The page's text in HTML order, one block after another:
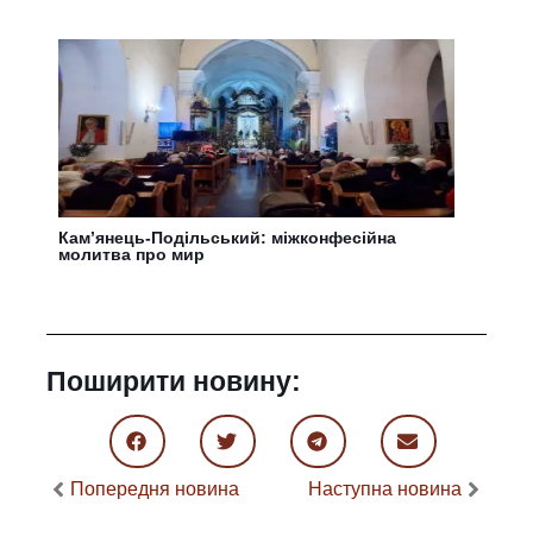
Кам’янець-Подільський: міжконфесійна
молитва про мир
Поширити новину:
Попередня новина Наступна новина